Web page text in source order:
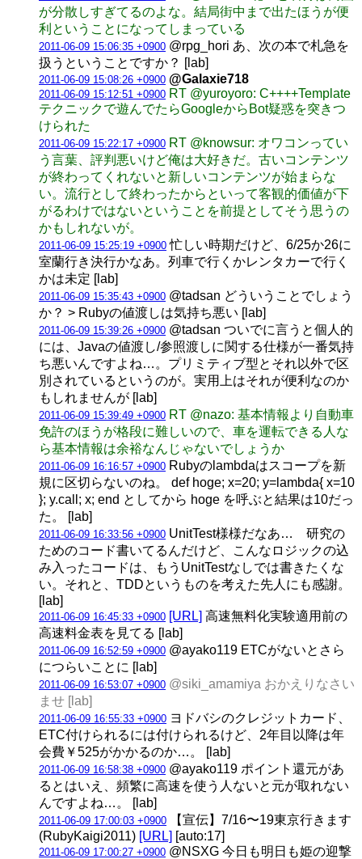
が分散しすぎてるのよな。結局街中まで出たほうが便
利ということになってしまっている
2011-06-09 15:06:35 +0900 @rpg_hori あ、次の本で札急を
扱うということですか？ [lab]
2011-06-09 15:08:26 +0900 @Galaxie718
2011-06-09 15:12:51 +0900 RT @yuroyoro: C++++Template
テクニックで遊んでたらGoogleからBot疑惑を突きつ
けられた
2011-06-09 15:22:17 +0900 RT @knowsur: オワコンってい
う言葉、評判悪いけど俺は大好きだ。古いコンテンツ
が終わってくれないと新しいコンテンツが始まらな
い。流行として終わったからといって客観的価値が下
がるわけではないということを前提としてそう思うの
かもしれないが。
2011-06-09 15:25:19 +0900 忙しい時期だけど、6/25か26に
室蘭行き決行かなあ。列車で行くかレンタカーで行く
かは未定 [lab]
2011-06-09 15:35:43 +0900 @tadsan どういうことでしょう
か？ > Rubyの値渡しは気持ち悪い [lab]
2011-06-09 15:39:26 +0900 @tadsan ついでに言うと個人的
には、Javaの値渡し/参照渡しに関する仕様が一番気持
ち悪いんですよね…。プリミティブ型とそれ以外で区
別されているというのが。実用上はそれが便利なのか
もしれませんが [lab]
2011-06-09 15:39:49 +0900 RT @nazo: 基本情報より自動車
免許のほうが格段に難しいので、車を運転できる人な
ら基本情報は余裕なんじゃないでしょうか
2011-06-09 16:16:57 +0900 Rubyのlambdaはスコープを新
規に区切らないのね。 def hoge; x=20; y=lambda{ x=10
}; y.call; x; end としてから hoge を呼ぶと結果は10だっ
た。 [lab]
2011-06-09 16:33:56 +0900 UnitTest様様だなあ… 研究の
ためのコード書いてるんだけど、こんなロジックの込
み入ったコードは、もうUnitTestなしでは書きたくな
い。それと、TDDというものを考えた先人にも感謝。
[lab]
2011-06-09 16:45:33 +0900 [URL] 高速無料化実験適用前の
高速料金表を見てる [lab]
2011-06-09 16:52:59 +0900 @ayako119 ETCがないとさら
につらいことに [lab]
2011-06-09 16:53:07 +0900 @siki_amamiya おかえりなさい
ませ [lab]
2011-06-09 16:55:33 +0900 ヨドバシのクレジットカード、
ETC付けられるには付けられるけど、2年目以降は年
会費￥525がかかるのか…。 [lab]
2011-06-09 16:58:38 +0900 @ayako119 ポイント還元があ
るとはいえ、頻繁に高速を使う人ないと元が取れない
んですよね…。 [lab]
2011-06-09 17:00:03 +0900 【宣伝】7/16〜19東京行きます
(RubyKaigi2011) [URL] [auto:17]
2011-06-09 17:00:27 +0900 @NSXG 今日も明日も姫の迎撃